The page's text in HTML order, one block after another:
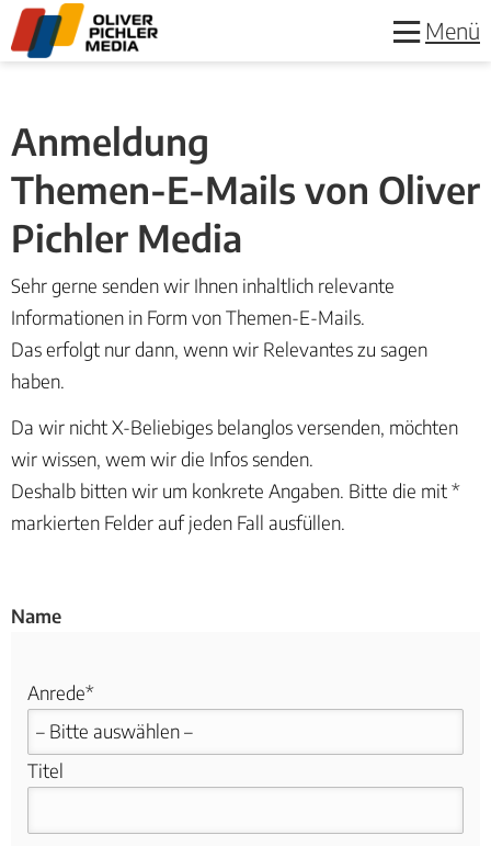
Menü
Anmeldung
Themen-E-Mails von Oliver
Pichler Media
Sehr gerne senden wir Ihnen inhaltlich relevante
Informationen in Form von Themen-E-Mails.
Das erfolgt nur dann, wenn wir Relevantes zu sagen
haben.
Da wir nicht X-Beliebiges belanglos versenden, möchten
wir wissen, wem wir die Infos senden.
Deshalb bitten wir um konkrete Angaben. Bitte die mit *
markierten Felder auf jeden Fall ausfüllen.
Name
Anrede*
Titel